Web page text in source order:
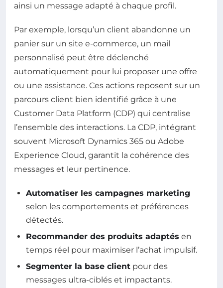
ainsi un message adapté à chaque profil.
Par exemple, lorsqu’un client abandonne un
panier sur un site e-commerce, un mail
personnalisé peut être déclenché
automatiquement pour lui proposer une offre
ou une assistance. Ces actions reposent sur un
parcours client bien identifié grâce à une
Customer Data Platform (CDP) qui centralise
l’ensemble des interactions. La CDP, intégrant
souvent Microsoft Dynamics 365 ou Adobe
Experience Cloud, garantit la cohérence des
messages et leur pertinence.
Automatiser les campagnes marketing
selon les comportements et préférences
détectés.
Recommander des produits adaptés en
temps réel pour maximiser l’achat impulsif.
Segmenter la base client pour des
messages ultra-ciblés et impactants.